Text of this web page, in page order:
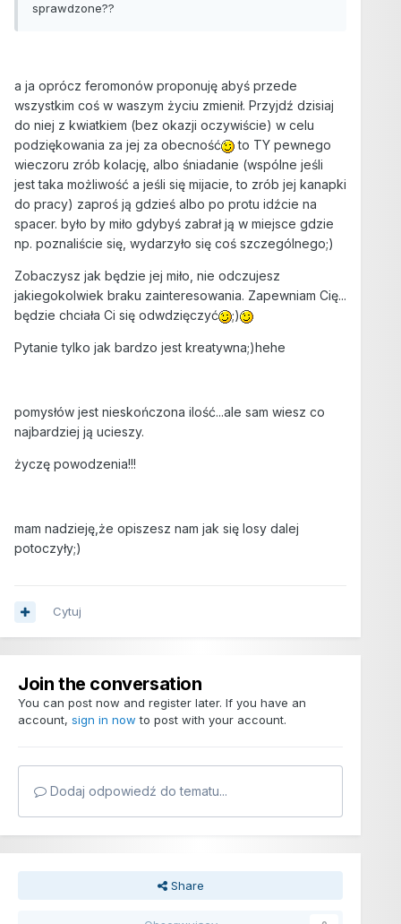
sprawdzone??
a ja oprócz feromonów proponuję abyś przede
wszystkim coś w waszym życiu zmienił. Przyjdź dzisiaj
do niej z kwiatkiem (bez okazji oczywiście) w celu
podziękowania za jej za obecność
to TY pewnego
wieczoru zrób kolację, albo śniadanie (wspólne jeśli
jest taka możliwość a jeśli się mijacie, to zrób jej kanapki
do pracy) zaproś ją gdzieś albo po protu idźcie na
spacer. było by miło gdybyś zabrał ją w miejsce gdzie
np. poznaliście się, wydarzyło się coś szczególnego;)
Zobaczysz jak będzie jej miło, nie odczujesz
jakiegokolwiek braku zainteresowania. Zapewniam Cię...
będzie chciała Ci się odwdzięczyć
;)
Pytanie tylko jak bardzo jest kreatywna;)hehe
pomysłów jest nieskończona ilość...ale sam wiesz co
najbardziej ją ucieszy.
życzę powodzenia!!!
mam nadzieję,że opiszesz nam jak się losy dalej
potoczyły;)
Cytuj
Join the conversation
You can post now and register later. If you have an
account, sign in now to post with your account.
Dodaj odpowiedź do tematu...
Share